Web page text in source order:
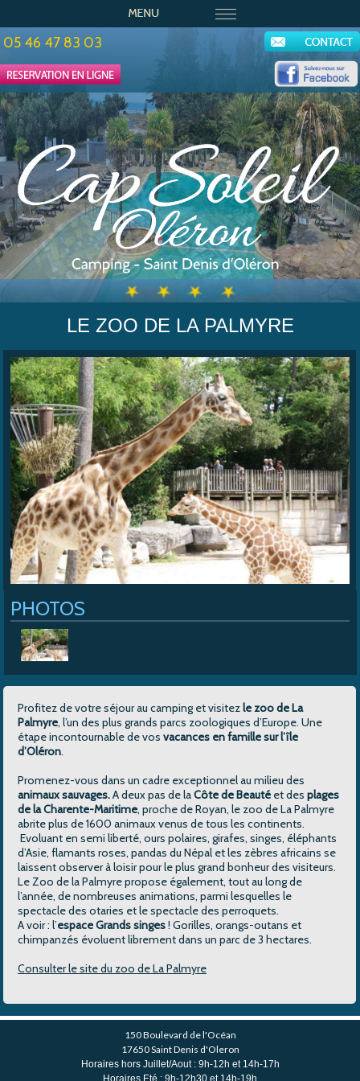
05 46 47 83 03
Cap Soleil>Accès>Le zoo de La Palmyre
LE ZOO DE LA PALMYRE
PHOTOS
Profitez de votre séjour au camping et visitezle zoo de La
Palmyre, l’un des plus grands parcs zoologiques d’Europe. Une
étape incontournable de vosvacances en famille sur l’île
d’Oléron.
Promenez-vous dans un cadre exceptionnel au milieu des
animaux sauvages.A deux pas de laCôte de Beauté et desplages
de la Charente-Maritime, proche de Royan, le zoo de La Palmyre
abrite plus de 1600 animaux venus de tous les continents.
Evoluant en semi liberté, ours polaires, girafes, singes, éléphants
d’Asie, flamants roses, pandas du Népal et les zèbres africains se
laissent observer à loisir pour le plus grand bonheur des visiteurs.
Le Zoo de la Palmyre propose également, tout au long de
l’année, de nombreuses animations, parmi lesquelles le
spectacle des otaries et le spectacle des perroquets.
A voir : l’espace Grands singes! Gorilles, orangs-outans et
chimpanzés évoluent librement dans un parc de 3 hectares.
Consulter le site du zoo de La Palmyre
150 Boulevard de l'Océan
17650 Saint Denis d'Oleron
Horaires hors Juillet/Aout : 9h-12h et 14h-17h
Horaires Eté : 9h-12h30 et 14h-19h